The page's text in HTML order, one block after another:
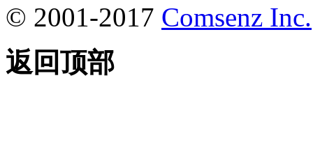
© 2001-2017 Comsenz Inc.
返回顶部